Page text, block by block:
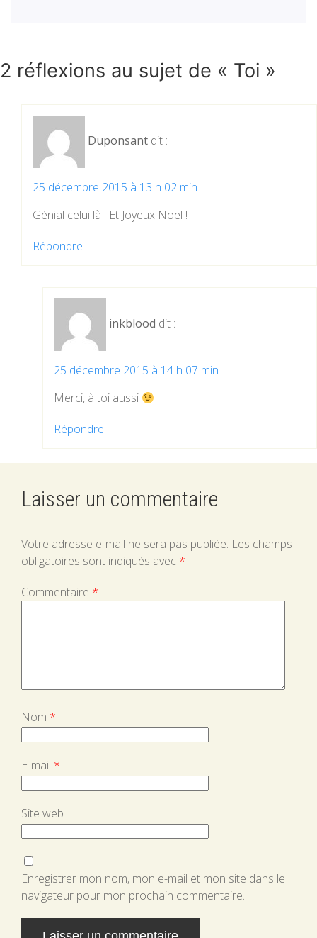
2 réflexions au sujet de « Toi »
Duponsant dit :
25 décembre 2015 à 13 h 02 min
Génial celui là ! Et Joyeux Noël !
Répondre
inkblood dit :
25 décembre 2015 à 14 h 07 min
Merci, à toi aussi
!
Répondre
Laisser un commentaire
Votre adresse e-mail ne sera pas publiée. Les champs
obligatoires sont indiqués avec *
Commentaire *
Nom *
E-mail *
Site web
Enregistrer mon nom, mon e-mail et mon site dans le
navigateur pour mon prochain commentaire.